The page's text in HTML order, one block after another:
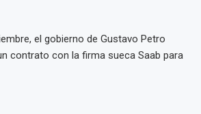
el gobierno de Gustavo Petro
contrato con la firma sueca Saab para